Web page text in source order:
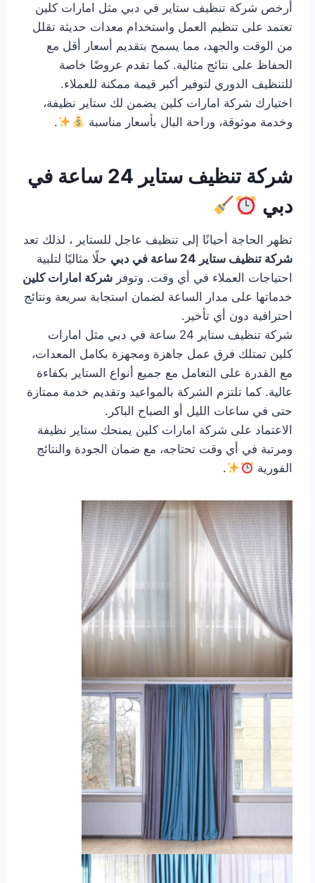
أرخص شركة تنظيف ستاير في دبي مثل امارات كلين
تعتمد على تنظيم العمل واستخدام معدات حديثة تقلل
من الوقت والجهد، مما يسمح بتقديم أسعار أقل مع
الحفاظ على نتائج مثالية. كما تقدم عروضًا خاصة
للتنظيف الدوري لتوفير أكبر قيمة ممكنة للعملاء.
اختيارك شركة امارات كلين يضمن لك ستاير نظيفة،
وخدمة موثوقة، وراحة البال بأسعار مناسبة
.
شركة تنظيف ستاير 24 ساعة في
دبي
تظهر الحاجة أحيانًا إلى تنظيف عاجل للستاير ، لذلك تعد
شركة تنظيف ستاير 24 ساعة في دبي
حلًا مثاليًا لتلبية
احتياجات العملاء في أي وقت. وتوفر شركة امارات كلين
خدماتها على مدار الساعة لضمان استجابة سريعة ونتائج
احترافية دون أي تأخير.
شركة تنظيف ستاير 24 ساعة في دبي مثل امارات
كلين تمتلك فرق عمل جاهزة ومجهزة بكامل المعدات،
مع القدرة على التعامل مع جميع أنواع الستاير بكفاءة
عالية. كما تلتزم الشركة بالمواعيد وتقديم خدمة ممتازة
حتى في ساعات الليل أو الصباح الباكر.
الاعتماد على شركة امارات كلين يمنحك ستاير نظيفة
ومرتبة في أي وقت تحتاجه، مع ضمان الجودة والنتائج
الفورية
.